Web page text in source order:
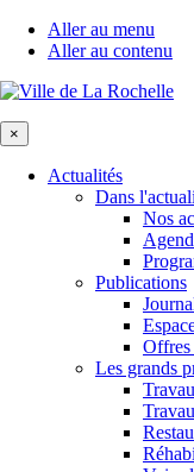
Aller au menu
Aller au contenu
×
Actualités
Dans
Nos
Publications
Offres
Les grands